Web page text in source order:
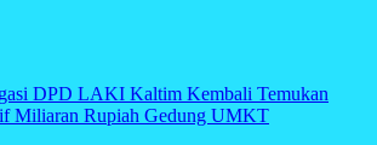
DPD LAKI Kaltim Kembali Temukan
Miliaran Rupiah Gedung UMKT